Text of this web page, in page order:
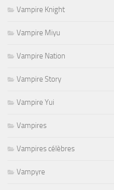
Vampire Knight
Vampire Miyu
Vampire Nation
Vampire Story
Vampire Yui
Vampires
Vampires célèbres
Vampyre